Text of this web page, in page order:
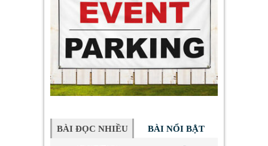
BÀI ĐỌC NHIỀU BÀI NỔI BẬT